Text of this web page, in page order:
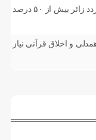
رئیس ستاد مرکزی اربعین: سهم مهران از تردد زائر بیش از ۵۰ درصد
و اخلاق قرآنی نیاز